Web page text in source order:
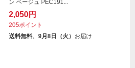
ン ベージュ PEC191...
2,050円
205ポイント
送料無料、9月8日（火） お届け